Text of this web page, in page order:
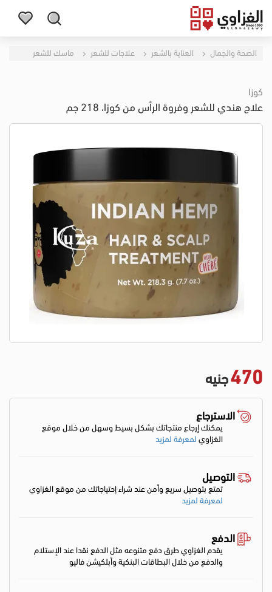
الصحة والجمال العناية بالشعر علاجات للشعر ماسك للشعر
كوزا
علاج هندي للشعر وفروة الرأس من كوزا، 218 جم
470جنيه
الاسترجاع
يمكنك إرجاع منتجاتك بشكل بسيط وسهل من خلال موقع
الغزاويلمعرفة لمزيد
التوصيل
تمتع بتوصيل سريع وأمن عند شراء إحتياجاتك من موقع الغزاوي
لمعرفة لمزيد
الدفع
يقدم الغزاوي طرق دفع متنوعه مثل الدفع نقدا عند الإستلام
والدفع من خلال البطاقات البنكية وأبلكيشن فاليو